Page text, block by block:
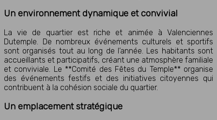
Un environnement dynamique et convivial
La vie de quartier est riche et animée à Valenciennes
Dutemple. De nombreux événements culturels et sportifs
sont organisés tout au long de l’année. Les habitants sont
accueillants et participatifs, créant une atmosphère familiale
et conviviale. Le **Comité des Fêtes du Temple** organise
des événements festifs et des initiatives citoyennes qui
contribuent à la cohésion sociale du quartier.
Un emplacement stratégique